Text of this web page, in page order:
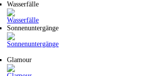
Wasserfälle
Sonnenuntergänge
Glamour